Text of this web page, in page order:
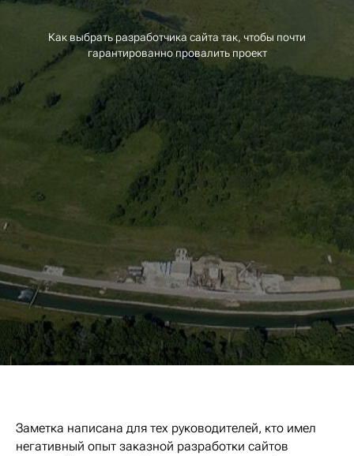
Как выбрать разработчика сайта так, чтобы почти
гарантированно провалить проект
Заметка написана для тех руководителей, кто имел
негативный опыт заказной разработки сайтов